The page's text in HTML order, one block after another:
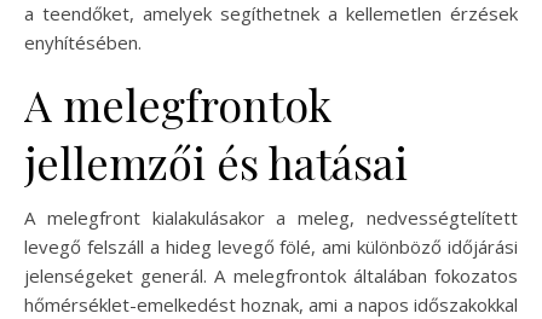
a teendőket, amelyek segíthetnek a kellemetlen érzések
enyhítésében.
A melegfrontok
jellemzői és hatásai
A melegfront kialakulásakor a meleg, nedvességtelített
levegő felszáll a hideg levegő fölé, ami különböző időjárási
jelenségeket generál. A melegfrontok általában fokozatos
hőmérséklet-emelkedést hoznak, ami a napos időszakokkal